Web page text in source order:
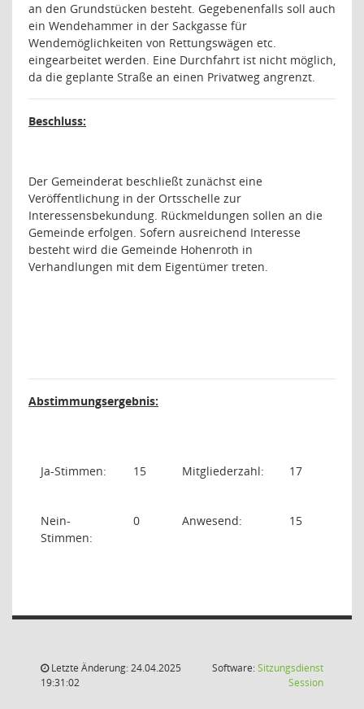
an den Grundstücken besteht. Gegebenenfalls soll auch
ein Wendehammer in der Sackgasse für
Wendemöglichkeiten von Rettungswägen etc.
eingearbeitet werden. Eine Durchfahrt ist nicht möglich,
da die geplante Straße an einen Privatweg angrenzt.
Beschluss:
Der Gemeinderat beschließt zunächst eine
Veröffentlichung in der Ortsschelle zur
Interessensbekundung. Rückmeldungen sollen an die
Gemeinde erfolgen. Sofern ausreichend Interesse
besteht wird die Gemeinde Hohenroth in
Verhandlungen mit dem Eigentümer treten.
Abstimmungsergebnis:
Ja-Stimmen: 15 Mitgliederzahl: 17
Nein-
Stimmen:
0 Anwesend: 15
Letzte Änderung: 24.04.2025
19:31:02
Software:Sitzungsdienst
Session(Wird in